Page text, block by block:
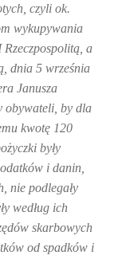
czyli ok.
wykupywania
a
dnia 5 września
Janusza
obywateli, by dla
kwotę 120
były
i danin,
nie podlegały
według ich
skarbowych
od spadków i